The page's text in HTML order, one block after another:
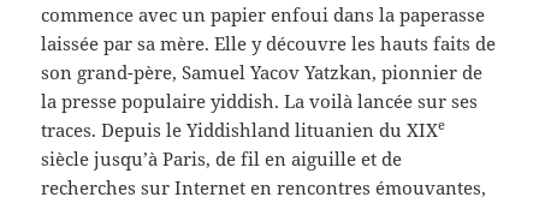
commence avec un papier enfoui dans la paperasse
laissée par sa mère. Elle y découvre les hauts faits de
son grand-père, Samuel Yacov Yatzkan, pionnier de
la presse populaire yiddish. La voilà lancée sur ses
traces. Depuis le Yiddishland lituanien du XIXe
siècle jusqu’à Paris, de fil en aiguille et de
recherches sur Internet en rencontres émouvantes,